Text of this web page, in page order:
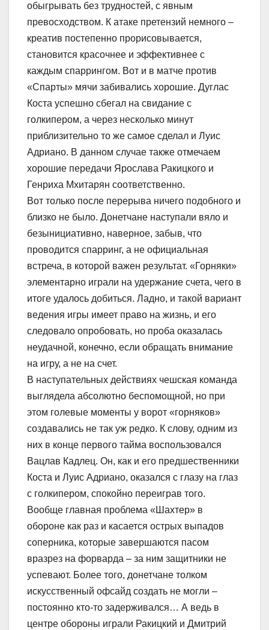
обыгрывать без трудностей, с явным
превосходством. К атаке претензий немного –
креатив постепенно прорисовывается,
становится красочнее и эффективнее с
каждым спаррингом. Вот и в матче против
«Спарты» мячи забивались хорошие. Дуглас
Коста успешно сбегал на свидание с
голкипером, а через несколько минут
приблизительно то же самое сделал и Луис
Адриано. В данном случае также отмечаем
хорошие передачи Ярослава Ракицкого и
Генриха Мхитарян соответственно.
Вот только после перерыва ничего подобного и
близко не было. Донетчане наступали вяло и
безынициативно, наверное, забыв, что
проводится спарринг, а не официальная
встреча, в которой важен результат. «Горняки»
элементарно играли на удержание счета, чего в
итоге удалось добиться. Ладно, и такой вариант
ведения игры имеет право на жизнь, и его
следовало опробовать, но проба оказалась
неудачной, конечно, если обращать внимание
на игру, а не на счет.
В наступательных действиях чешская команда
выглядела абсолютно беспомощной, но при
этом голевые моменты у ворот «горняков»
создавались не так уж редко. К слову, одним из
них в конце первого тайма воспользовался
Вацлав Кадлец. Он, как и его предшественники
Коста и Луис Адриано, оказался с глазу на глаз
с голкипером, спокойно переиграв того.
Вообще главная проблема «Шахтер» в
обороне как раз и касается острых выпадов
соперника, которые завершаются пасом
вразрез на форварда – за ним защитники не
успевают. Более того, донетчане толком
искусственный офсайд создать не могли –
постоянно кто-то задерживался… А ведь в
центре обороны играли Ракицкий и Дмитрий